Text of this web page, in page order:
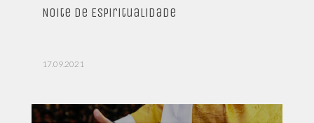
Noite de Espiritualidade
17.09.2021